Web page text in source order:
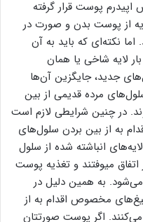
پوست قرار گرفته
از پوست بدن و صورت در
نکته‌ای که باید به آن
که هر 30 روز یک بار لایه شاخی یا همان
جدید، جایگزین آن‌ها
مرده قدیمی از بین
در چنین شرایطی لازم است
به از بین بردن سلول‌های
انباشته شده از سلول
میوفتند و تغذیه پوست
می‌شود. به همین دلیل در
مخصوص اقدام به از
اگر پوست صورتتان